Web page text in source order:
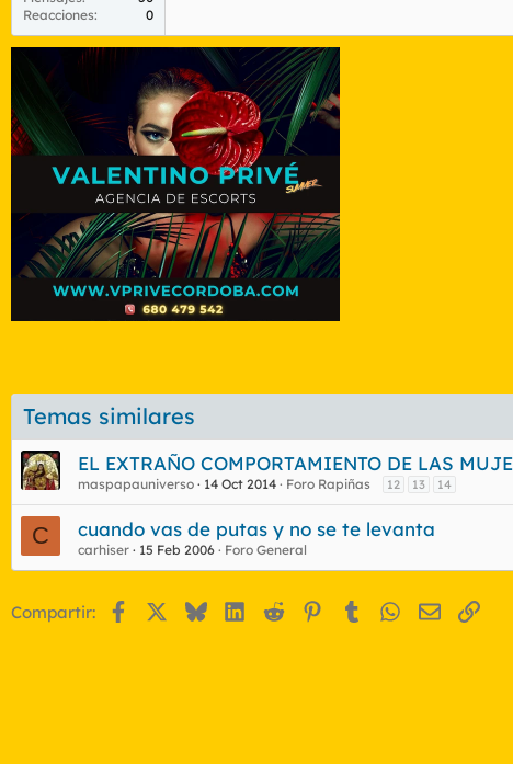
Reacciones
0
Temas similares
EL EXTRAÑO COMPORTAMIENTO DE LAS
maspapauniverso 14 Oct 2014 Foro Rapiñas 12 13 14
C cuando vas de putas y no se te levanta
carhiser 15 Feb 2006 Foro General
Compartir: FacebookBlueskyLinkedIn
Reddit Pinterest
Tumblr WhatsApp
Email